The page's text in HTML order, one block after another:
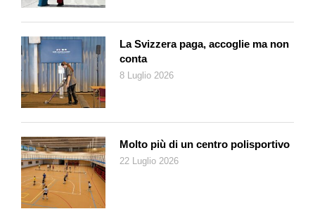
La Svizzera paga, accoglie ma non
conta
8 Luglio 2026
Molto più di un centro polisportivo
22 Luglio 2026